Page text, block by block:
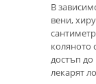
В
вени,
коляното
достъп до
лекарят